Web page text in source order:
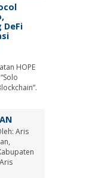
DeFi
HOPE
Aris